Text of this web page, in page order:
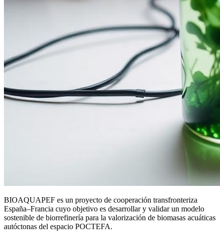
BIOAQUAPEF es un proyecto de cooperación transfronteriza
España–Francia cuyo objetivo es desarrollar y validar un modelo
sostenible de biorrefinería para la valorización de biomasas acuáticas
autóctonas del espacio POCTEFA.